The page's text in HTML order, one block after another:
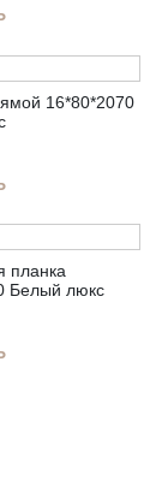
16*80*2070
планка
Белый люкс